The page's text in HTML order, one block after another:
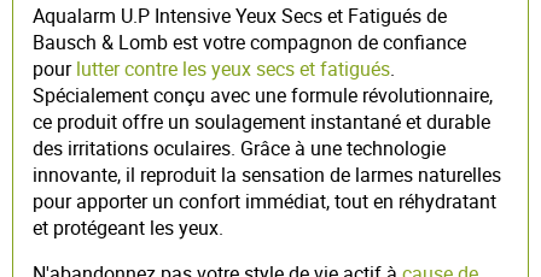
Aqualarm U.P Intensive Yeux Secs et Fatigués de
Bausch & Lomb est votre compagnon de confiance
pourlutter contre les yeux secs et fatigués.
Spécialement conçu avec une formule révolutionnaire,
ce produit offre un soulagement instantané et durable
des irritations oculaires. Grâce à une technologie
innovante, il reproduit la sensation de larmes naturelles
pour apporter un confort immédiat, tout en réhydratant
et protégeant les yeux.